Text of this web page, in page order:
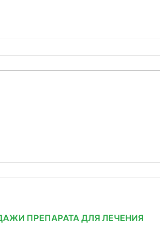
ПРЕПАРАТА ДЛЯ ЛЕЧЕНИЯ